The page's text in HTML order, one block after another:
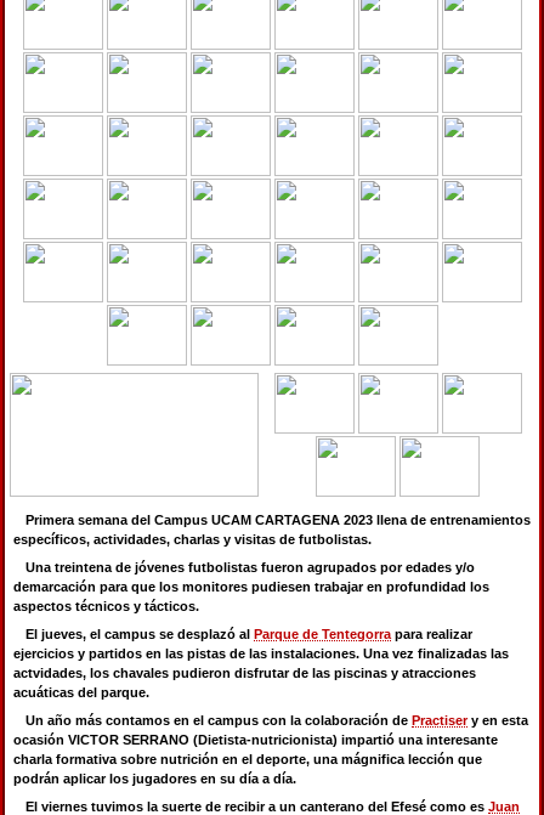
Primera semana del Campus UCAM CARTAGENA 2023 llena de entrenamientos
específicos, actividades, charlas y visitas de futbolistas.
Una treintena de jóvenes futbolistas fueron agrupados por edades y/o
demarcación para que los monitores pudiesen trabajar en profundidad los
aspectos técnicos y tácticos.
El jueves, el campus se desplazó al Parque de Tentegorra para realizar
ejercicios y partidos en las pistas de las instalaciones. Una vez finalizadas las
actvidades, los chavales pudieron disfrutar de las piscinas y atracciones
acuáticas del parque.
Un año más contamos en el campus con la colaboración de Practisery en esta
ocasión VICTOR SERRANO (Dietista-nutricionista) impartió una interesante
charla formativa sobre nutrición en el deporte, una mágnifica lección que
podrán aplicar los jugadores en su día a día.
El viernes tuvimos la suerte de recibir a un canterano del Efesé como es Juan